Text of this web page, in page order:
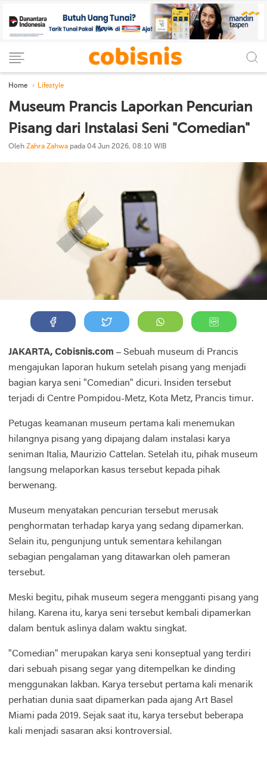
Home Lifestyle
Museum Prancis Laporkan Pencurian
Pisang dari Instalasi Seni "Comedian"
Oleh Zahra Zahwa pada 04 Jun 2026, 08:10 WIB
JAKARTA, Cobisnis.com – Sebuah museum di Prancis
mengajukan laporan hukum setelah pisang yang menjadi
bagian karya seni "Comedian" dicuri. Insiden tersebut
terjadi di Centre Pompidou-Metz, Kota Metz, Prancis timur.
Petugas keamanan museum pertama kali menemukan
hilangnya pisang yang dipajang dalam instalasi karya
seniman Italia, Maurizio Cattelan. Setelah itu, pihak museum
langsung melaporkan kasus tersebut kepada pihak
berwenang.
Museum menyatakan pencurian tersebut merusak
penghormatan terhadap karya yang sedang dipamerkan.
Selain itu, pengunjung untuk sementara kehilangan
sebagian pengalaman yang ditawarkan oleh pameran
tersebut.
Meski begitu, pihak museum segera mengganti pisang yang
hilang. Karena itu, karya seni tersebut kembali dipamerkan
dalam bentuk aslinya dalam waktu singkat.
"Comedian" merupakan karya seni konseptual yang terdiri
dari sebuah pisang segar yang ditempelkan ke dinding
menggunakan lakban. Karya tersebut pertama kali menarik
perhatian dunia saat dipamerkan pada ajang Art Basel
Miami pada 2019. Sejak saat itu, karya tersebut beberapa
kali menjadi sasaran aksi kontroversial.